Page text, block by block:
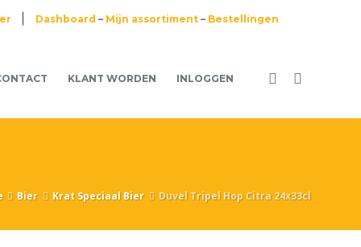
Dashboard – Mijn assortiment – Bestellingen
KLANT WORDEN INLOGGEN
Bier Krat Speciaal Bier Duvel Tripel Hop Citra 24x33cl